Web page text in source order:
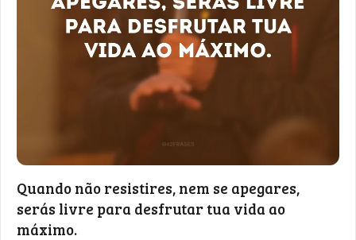
Quando não resistires, nem se apegares,
serás livre para desfrutar tua vida ao
máximo.